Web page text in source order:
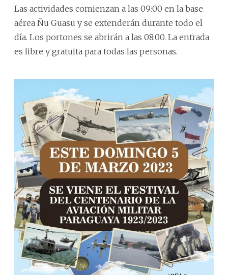
Las actividades comienzan a las 09:00 en la base
aérea Ñu Guasu y se extenderán durante todo el
día. Los portones se abrirán a las 08:00. La entrada
es libre y gratuita para todas las personas.